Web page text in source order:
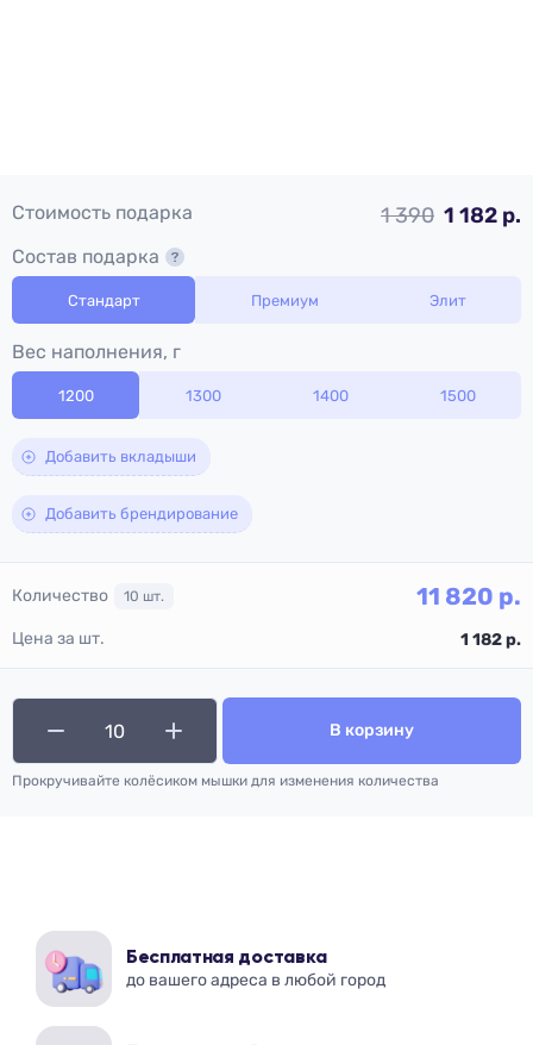
Стоимость подарка 1 390 1 182 р.
Состав подарка
Стандарт Премиум Элит
Вес наполнения, г
1200 1300 1400 1500
Добавить вкладыши
Добавить брендирование
Количество 10 шт. 11 820 р.
Цена за шт. 1 182р.
В корзину
Прокручивайте колёсиком мышки для изменения количества
Бесплатная доставка
до вашего адреса в любой город